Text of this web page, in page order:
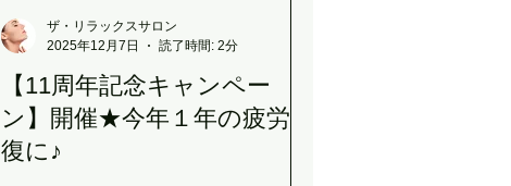
【11周年記念キャンペー
ン】開催★今年１年の疲労回
復に♪
ザ・リラックスサロン
2025年12月7日
読了時間: 2分